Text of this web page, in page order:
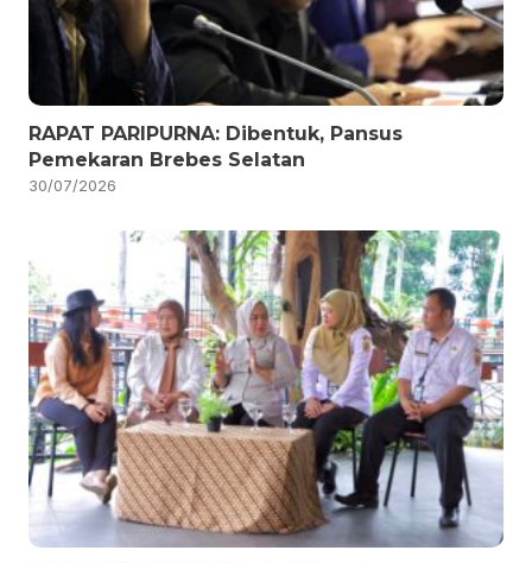
RAPAT PARIPURNA: Dibentuk, Pansus
Pemekaran Brebes Selatan
30/07/2026